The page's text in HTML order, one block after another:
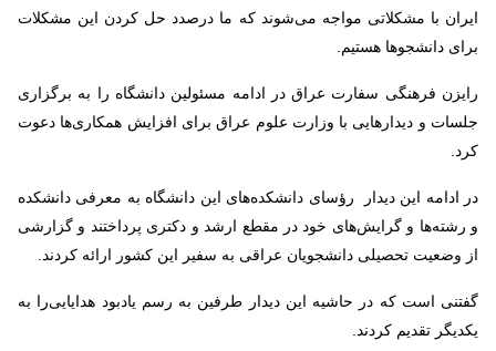
ایران با مشکلاتی مواجه می‌شوند که ما درصدد حل کردن این مشکلات
برای دانشجوها هستیم.
رایزن فرهنگی سفارت عراق در ادامه مسئولین دانشگاه ‌را به برگزاری
جلسات و دیدارهایی با وزارت علوم عراق برای افزایش همکاری‌ها دعوت
کرد.
در ادامه این دیدار رؤسای دانشکده‌های این دانشگاه به معرفی دانشکده‌
و رشته‌ها و گرایش‌های خود در مقطع ارشد و دکتری پرداختند و گزارشی
از وضعیت تحصیلی دانشجویان عراقی به سفیر این کشور ارائه کردند.
گفتنی است که در حاشیه این دیدار طرفین به رسم یادبود هدایایی‌را به
یکدیگر تقدیم کردند.